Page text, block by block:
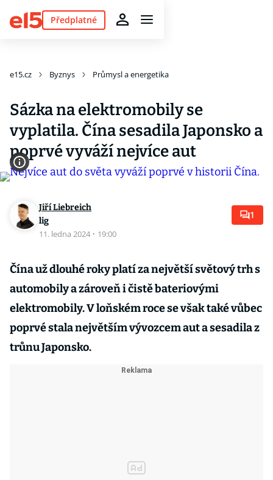
Předplatné
e15.cz Byznys Průmysl a energetika
Sázka na elektromobily se
vyplatila. Čína sesadila Japonsko a
poprvé vyváží nejvíce aut
Jiří Liebreich
lig
11. ledna 2024 · 19:00
1
Čína už dlouhé roky platí za největší světový trh s
automobily a zároveň i čistě bateriovými
elektromobily. V loňském roce se však také vůbec
poprvé stala největším vývozcem aut a sesadila z
trůnu Japonsko.